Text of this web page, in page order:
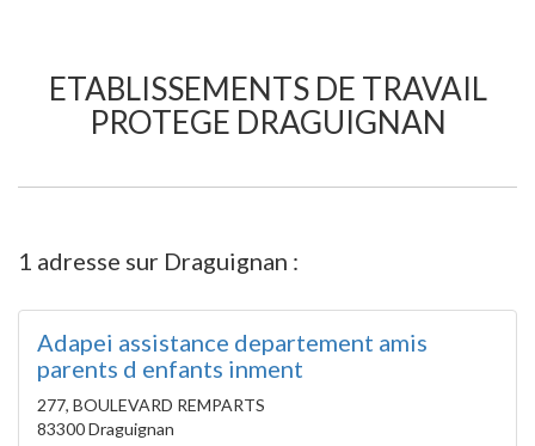
ETABLISSEMENTS DE TRAVAIL
PROTEGE DRAGUIGNAN
1 adresse sur Draguignan :
Adapei assistance departement amis
parents d enfants inment
277, BOULEVARD REMPARTS
83300 Draguignan